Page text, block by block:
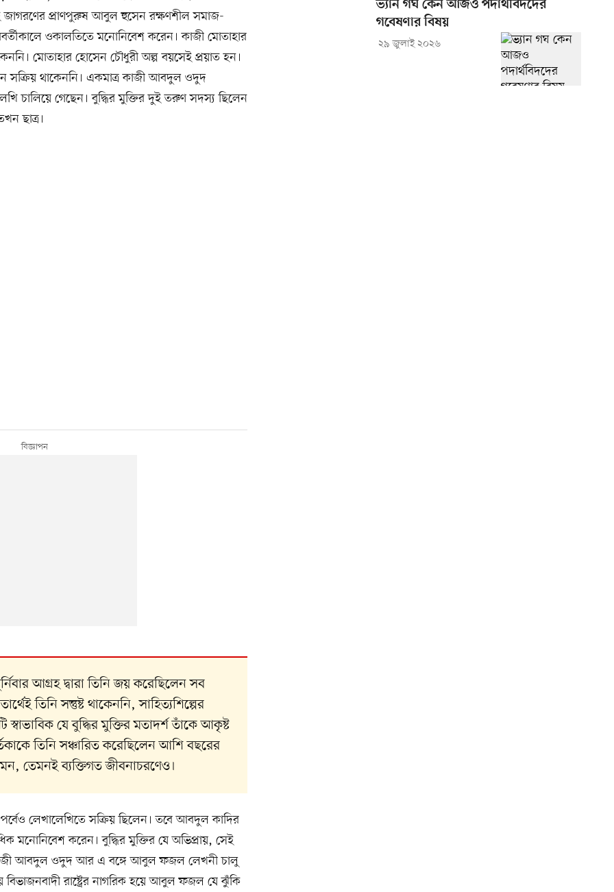
জাগরণের প্রাণপুরুষ আবুল হুসেন রক্ষণশীল সমাজ-
ওকালতিতে মনোনিবেশ করেন। কাজী মোতাহার
মোতাহার হোসেন চৌধুরী অল্প বয়সেই প্রয়াত হন।
থাকেননি। একমাত্র কাজী আবদুল ওদুদ
চালিয়ে গেছেন। বুদ্ধির মুক্তির দুই তরুণ সদস্য ছিলেন
ছাত্র।
আগ্রহ দ্বারা তিনি জয় করেছিলেন সব
তিনি সন্তুষ্ট থাকেননি, সাহিত্যশিল্পের
যে বুদ্ধির মুক্তির মতাদর্শ তাঁকে আকৃষ্ট
তিনি সঞ্চারিত করেছিলেন আশি বছরের
তেমনই ব্যক্তিগত জীবনাচরণেও।
লেখালেখিতে সক্রিয় ছিলেন। তবে আবদুল কাদির
মনোনিবেশ করেন। বুদ্ধির মুক্তির যে অভিপ্রায়, সেই
কাজী আবদুল ওদুদ আর এ বঙ্গে আবুল ফজল লেখনী চালু
বিভাজনবাদী রাষ্ট্রের নাগরিক হয়ে আবুল ফজল যে ঝুঁকি
ভ্যান গঘ কেন আজও পদার্থবিদদের
গবেষণার বিষয়
২৯ জুলাই ২০২৬